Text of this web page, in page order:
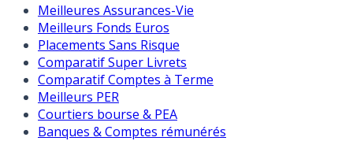
Meilleures Assurances-Vie
Meilleurs Fonds Euros
Placements Sans Risque
Comparatif Super Livrets
Comparatif Comptes à Terme
Meilleurs PER
Courtiers bourse & PEA
Banques & Comptes rémunérés